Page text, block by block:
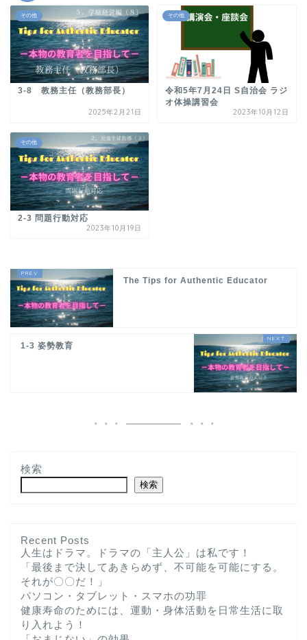
その他
3-8 教務主任（教務部長）
2025年2月21日
その他
令和5年7月24日 S自治会 ラジ
オ体操講習会
2023年10月12日
その他
2-3 問題行動対応
2023年10月19日
The Tips for Authentic Educator
1-3 姿勢教育
検索
検索
Recent Posts
人生はドラマ。ドラマの「主人公」は私です！
「最後まで決してあきらめず、不可能を可能にする。
それが〇〇だ！」
パソコン・タブレット・スマホの功罪
健康寿命のためには、運動・身体活動を日常生活に取
り入れよう！
ホーム
プロフィール